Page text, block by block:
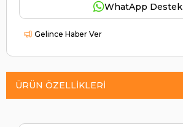
WhatApp Destek
Gelince Haber Ver
ÜRÜN ÖZELLIKLERI